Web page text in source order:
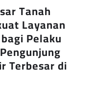
Tanah
Layanan
Pelaku
Terbesar di